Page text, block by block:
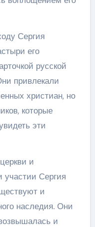
Сергия
его
русской
привлекали
христиан, но
которые
эти
и
участии Сергия
и
наследия. Они
и